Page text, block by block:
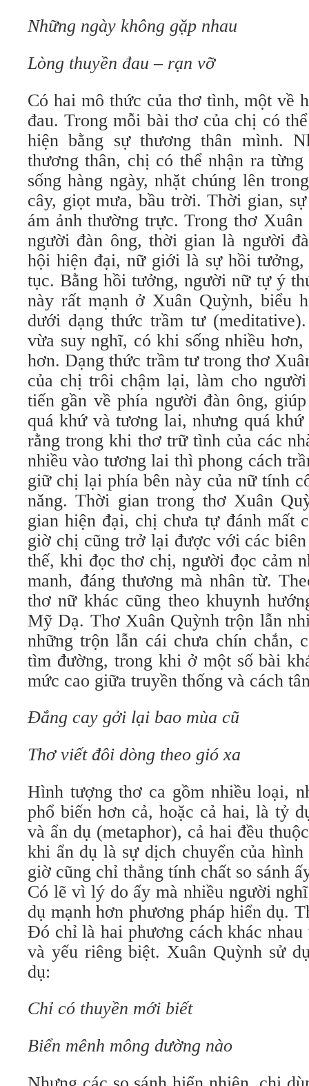
Những ngày không gặp nhau
Lòng thuyền đau – rạn vỡ
Có hai mô thức của thơ tình, một về
đau. Trong mỗi bài thơ của chị có
hiện bằng sự thương thân mình.
thương thân, chị có thể nhận ra
sống hàng ngày, nhặt chúng lên
cây, giọt mưa, bầu trời. Thời gian,
ám ảnh thường trực. Trong thơ
người đàn ông, thời gian là người
hội hiện đại, nữ giới là sự hồi
tục. Bằng hồi tưởng, người nữ tự ý
này rất mạnh ở Xuân Quỳnh, biểu
dưới dạng thức trầm tư
vừa suy nghĩ, có khi sống nhiều
hơn. Dạng thức trầm tư trong thơ
của chị trôi chậm lại, làm cho
tiến gần về phía người đàn ông,
quá khứ và tương lai, nhưng quá
rằng trong khi thơ trữ tình của các
nhiều vào tương lai thì phong cách
giữ chị lại phía bên này của nữ tính
năng. Thời gian trong thơ Xuân
gian hiện đại, chị chưa tự đánh mất
giờ chị cũng trở lại được với các
thế, khi đọc thơ chị, người đọc cảm
manh, đáng thương mà nhân từ.
thơ nữ khác cũng theo khuynh
Mỹ Dạ. Thơ Xuân Quỳnh trộn lẫn
những trộn lẫn cái chưa chín chắn,
tìm đường, trong khi ở một số bài
mức cao giữa truyền thống và cách
Đắng cay gởi lại bao mùa cũ
Thơ viết đôi dòng theo gió xa
Hình tượng thơ ca gồm nhiều loại,
phổ biến hơn cả, hoặc cả hai, là tỷ
và ẩn dụ (metaphor), cả hai đều
khi ẩn dụ là sự dịch chuyển của
giờ cũng chỉ thẳng tính chất so sánh
Có lẽ vì lý do ấy mà nhiều người
dụ mạnh hơn phương pháp hiển dụ.
Đó chỉ là hai phương cách khác
và yếu riêng biệt. Xuân Quỳnh sử
dụ:
Chỉ có thuyền mới biết
Biển mênh mông dường nào